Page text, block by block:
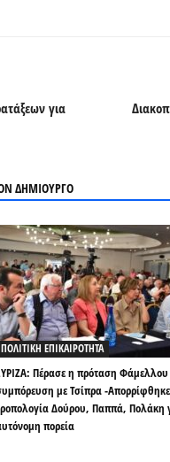
για
ΔΗΜΙΟΥΡΓΟ
ΠΟΛΙΤΙΚΗ ΕΠΙΚΑΙΡΟΤΗΤΑ
Πέρασε η πρόταση Φάμελλου
με Τσίπρα -
Δούρου, Παππά, Πολάκη
πορεία